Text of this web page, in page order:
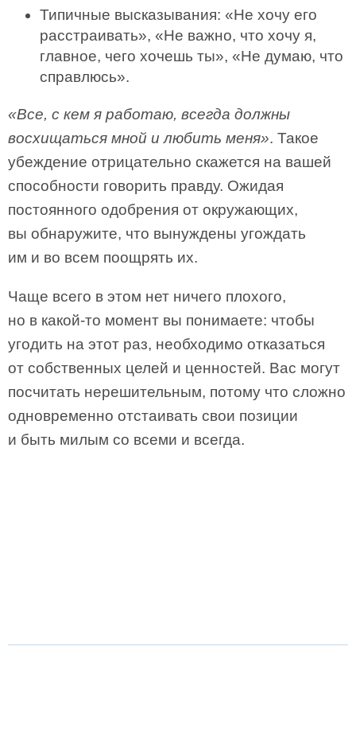
Типичные высказывания: «Не хочу его
расстраивать», «Не важно, что хочу я,
главное, чего хочешь ты», «Не думаю, что
справлюсь».
«Все, с кем я работаю, всегда должны
восхищаться мной и любить меня». Такое
убеждение отрицательно скажется на вашей
способности говорить правду. Ожидая
постоянного одобрения от окружающих,
вы обнаружите, что вынуждены угождать
им и во всем поощрять их.
Чаще всего в этом нет ничего плохого,
но в какой-то момент вы понимаете: чтобы
угодить на этот раз, необходимо отказаться
от собственных целей и ценностей. Вас могут
посчитать нерешительным, потому что сложно
одновременно отстаивать свои позиции
и быть милым со всеми и всегда.